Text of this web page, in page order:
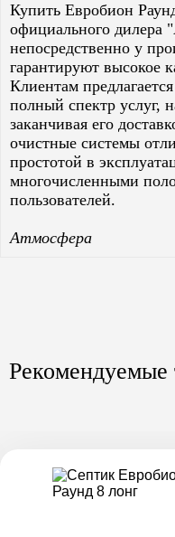
Купить Евробион
официального дилера
непосредственно у
гарантируют высокое
Клиентам
полный спектр услуг,
заканчивая его
очистные системы
простотой в
многочисленными
пользователей.
Атмосфера
Рекомендуемые